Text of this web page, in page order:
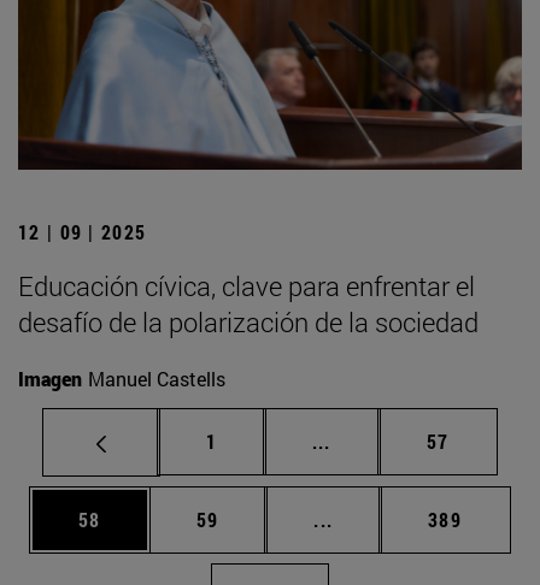
12 | 09 | 2025
Educación cívica, clave para enfrentar el
desafío de la polarización de la sociedad
Imagen Manuel Castells
Página
1 ... Páginas intermedias
Página
57
Página
58 Página
59 ... Páginas intermedias
Página
389